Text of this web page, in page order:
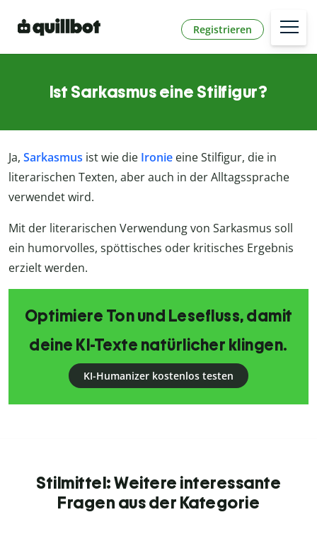
Registrieren
Ist Sarkasmus eine Stilfigur?
Ja, Sarkasmus ist wie die Ironie eine Stilfigur, die in
literarischen Texten, aber auch in der Alltagssprache
verwendet wird.
Mit der literarischen Verwendung von Sarkasmus soll
ein humorvolles, spöttisches oder kritisches Ergebnis
erzielt werden.
Optimiere Ton und Lesefluss, damit
deine KI-Texte natürlicher klingen.
KI-Humanizer kostenlos testen
Stilmittel: Weitere interessante
Fragen aus der Kategorie